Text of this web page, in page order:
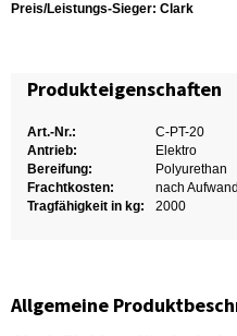
Preis/Leistungs-Sieger: Clark
Produkteigenschaften
Art.-Nr.:
C-PT-20
Antrieb:
Elektro
Bereifung:
Polyurethan
Frachtkosten:
nach Aufwand
Tragfähigkeit in kg:
2000
Allgemeine